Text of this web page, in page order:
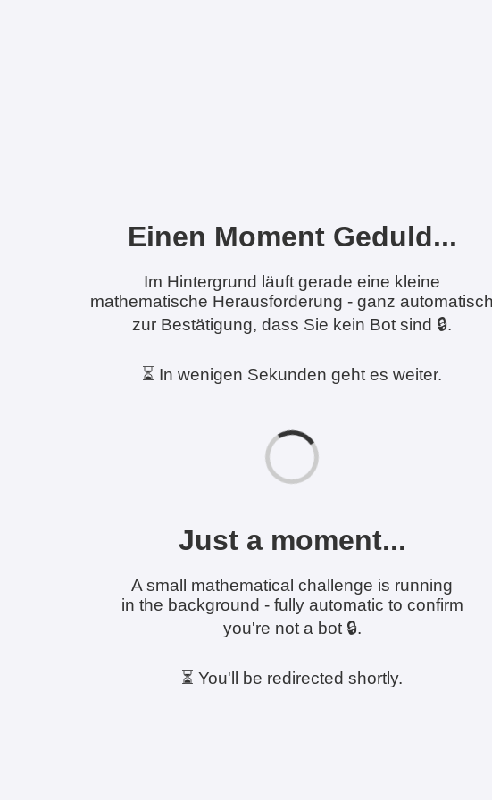
Einen Moment Geduld...
Im Hintergrund läuft gerade eine kleine
mathematische Herausforderung - ganz
zur Bestätigung, dass Sie kein Bot sind 🔒.
⏳ In wenigen Sekunden geht es weiter.
Just a moment...
A small mathematical challenge is running
in the background - fully automatic to confirm
you're not a bot 🔒.
⏳ You'll be redirected shortly.